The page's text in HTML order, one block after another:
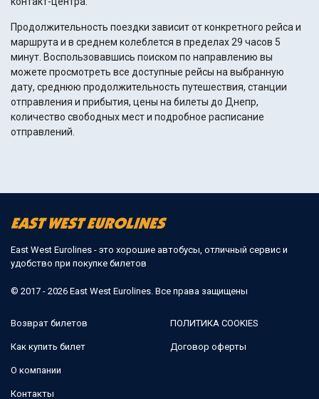
Продолжительность поездки зависит от конкретного рейса и
маршрута и в среднем колеблется в пределах 29 часов 5
минут. Воспользовавшись поиском по направлению вы
можете просмотреть все доступные рейсы на выбранную
дату, среднюю продолжительность путешествия, станции
отправления и прибытия, цены на билеты до Днепр,
количество свободных мест и подробное расписание
отправлений.
East West Eurolines - это хорошие автобусы, отличный сервис и
удобство при покупке билетов
© 2017 - 2026 East West Eurolines. Все права защищены
Возврат билетов
Как купить билет
О компании
Контакты
ПОЛИТИКА COOKIES
Договор оферты